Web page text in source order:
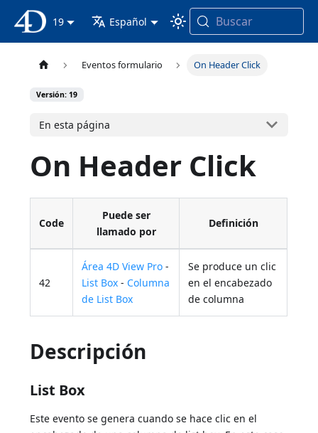
Documentación 4D
19 Español Buscar
Eventos formulario On Header Click
Versión: 19
En esta página
On Header Click
Code
Puede ser
llamado por
Definición
42
Área 4D View Pro -
List Box - Columna
de List Box
Se produce un clic
en el encabezado
de columna
Descripción
List Box
Este evento se genera cuando se hace clic en el